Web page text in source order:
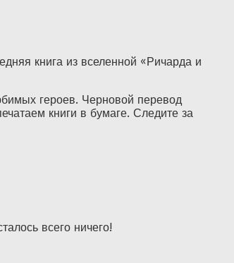
книга из вселенной «Ричарда и
героев. Черновой перевод
книги в бумаге. Следите за
всего ничего!